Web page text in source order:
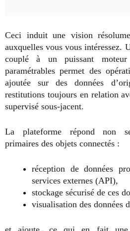
Ceci induit une vision
auxquelles vous vous intéressez.
couplé à un puissant
paramétrables permet des
ajoutée sur des données
restitutions toujours en relation
supervisé sous-jacent.
La plateforme répond non
primaires des objets connectés :
réception de données
services externes (API),
stockage sécurisé de ces
visualisation des données